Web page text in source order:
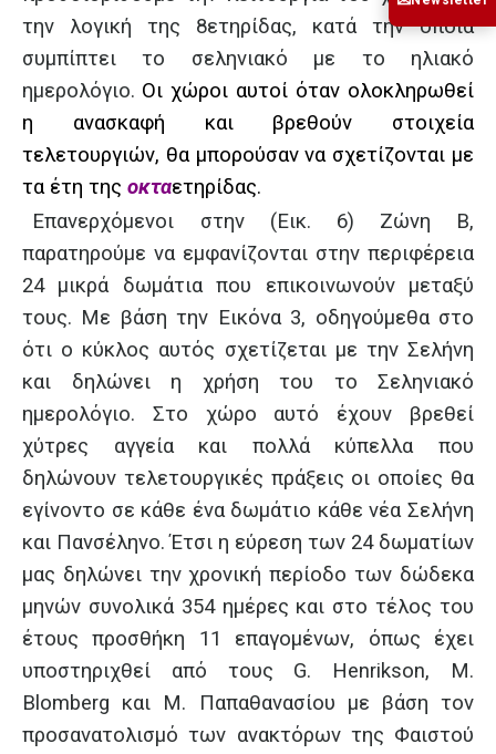
την λογική της 8ετηρίδας, κατά την οποία
συμπίπτει το σεληνιακό με το ηλιακό
ημερολόγιο. Οι χώροι αυτοί όταν ολοκληρωθεί
η ανασκαφή και βρεθούν στοιχεία
τελετουργιών, θα μπορούσαν να σχετίζονται με
τα έτη της οκταετηρίδας.
Επανερχόμενοι στην (Εικ. 6) Ζώνη Β,
παρατηρούμε να εμφανίζονται στην περιφέρεια
24 μικρά δωμάτια που επικοινωνούν μεταξύ
τους. Με βάση την Εικόνα 3, οδηγούμεθα στο
ότι ο κύκλος αυτός σχετίζεται με την Σελήνη
και δηλώνει η χρήση του το Σεληνιακό
ημερολόγιο. Στο χώρο αυτό έχουν βρεθεί
χύτρες αγγεία και πολλά κύπελλα που
δηλώνουν τελετουργικές πράξεις οι οποίες θα
εγίνοντο σε κάθε ένα δωμάτιο κάθε νέα Σελήνη
και Πανσέληνο. Έτσι η εύρεση των 24 δωματίων
μας δηλώνει την χρονική περίοδο των δώδεκα
μηνών συνολικά 354 ημέρες και στο τέλος του
έτους προσθήκη 11 επαγομένων, όπως έχει
υποστηριχθεί από τους G. Henrikson, M.
Blomberg και Μ. Παπαθανασίου με βάση τον
προσανατολισμό των ανακτόρων της Φαιστού